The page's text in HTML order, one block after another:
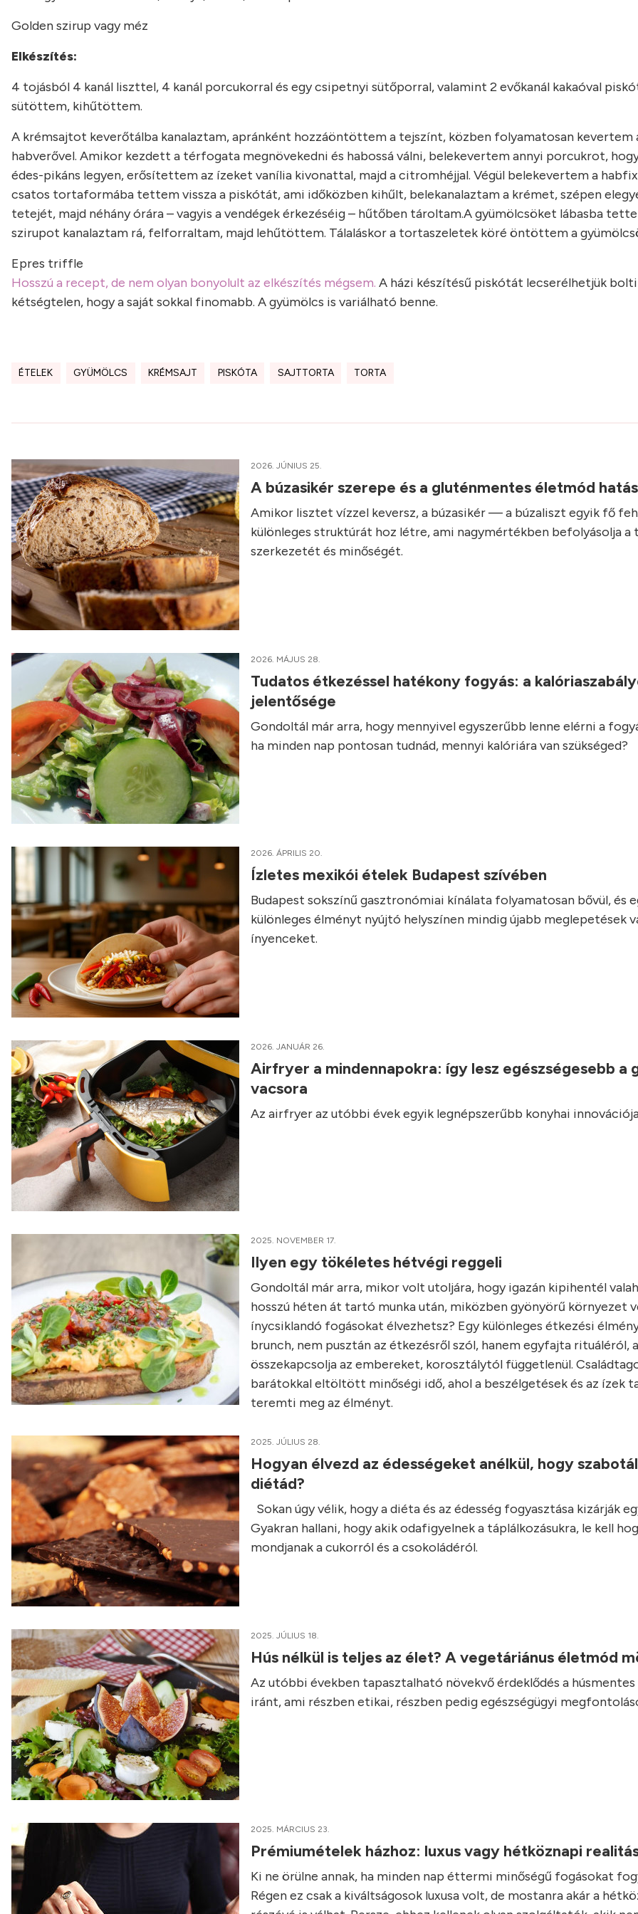
Golden szirup vagy méz
Elkészítés:
4 tojásból 4 kanál liszttel, 4 kanál porcukorral és egy csipetnyi sütőporral, valamint 2 evőkanál kakaóval
sütöttem, kihűtöttem.
A krémsajtot keverőtálba kanalaztam, apránként hozzáöntöttem a tejszínt, közben folyamatosan kevertem
habverővel. Amikor kezdett a térfogata megnövekedni és habossá válni, belekevertem annyi porcukrot,
édes-pikáns legyen, erősítettem az ízeket vanília kivonattal, majd a citromhéjjal. Végül belekevertem a
csatos tortaformába tettem vissza a piskótát, ami időközben kihűlt, belekanalaztam a krémet, szépen
tetejét, majd néhány órára – vagyis a vendégek érkezéséig – hűtőben tároltam.A gyümölcsöket lábasba
szirupot kanalaztam rá, felforraltam, majd lehűtöttem. Tálaláskor a tortaszeletek köré öntöttem a
Epres triffle
Hosszú a recept, de nem olyan bonyolult az elkészítés mégsem. A házi készítésű piskótát lecserélhetjük
kétségtelen, hogy a saját sokkal finomabb. A gyümölcs is variálható benne.
ÉTELEK GYÜMÖLCS KRÉMSAJT PISKÓTA SAJTTORTA TORTA
2026. JÚNIUS 25.
A búzasikér szerepe és a gluténmentes életmód
Amikor lisztet vízzel keversz, a búzasikér — a búzaliszt egyik fő
különleges struktúrát hoz létre, ami nagymértékben befolyásolja a
szerkezetét és minőségét.
2026. MÁJUS 28.
Tudatos étkezéssel hatékony fogyás: a
jelentősége
Gondoltál már arra, hogy mennyivel egyszerűbb lenne elérni a
ha minden nap pontosan tudnád, mennyi kalóriára van szükséged?
2026. ÁPRILIS 20.
Ízletes mexikói ételek Budapest szívében
Budapest sokszínű gasztronómiai kínálata folyamatosan bővül, és
különleges élményt nyújtó helyszínen mindig újabb meglepetések
ínyenceket.
2026. JANUÁR 26.
Airfryer a mindennapokra: így lesz egészségesebb a
vacsora
Az airfryer az utóbbi évek egyik legnépszerűbb konyhai
2025. NOVEMBER 17.
Ilyen egy tökéletes hétvégi reggeli
Gondoltál már arra, mikor volt utoljára, hogy igazán kipihentél
hosszú héten át tartó munka után, miközben gyönyörű környezet
ínycsiklandó fogásokat élvezhetsz? Egy különleges étkezési
brunch, nem pusztán az étkezésről szól, hanem egyfajta rituáléról,
összekapcsolja az embereket, korosztálytól függetlenül.
barátokkal eltöltött minőségi idő, ahol a beszélgetések és az ízek
teremti meg az élményt.
2025. JÚLIUS 28.
Hogyan élvezd az édességeket anélkül, hogy
diétád?
Sokan úgy vélik, hogy a diéta és az édesség fogyasztása kizárják
Gyakran hallani, hogy akik odafigyelnek a táplálkozásukra, le kell
mondjanak a cukorról és a csokoládéról.
2025. JÚLIUS 18.
Hús nélkül is teljes az élet? A vegetáriánus életmód
Az utóbbi években tapasztalható növekvő érdeklődés a húsmentes
iránt, ami részben etikai, részben pedig egészségügyi
2025. MÁRCIUS 23.
Prémiumételek házhoz: luxus vagy hétköznapi
Ki ne örülne annak, ha minden nap éttermi minőségű fogásokat
Régen ez csak a kiváltságosok luxusa volt, de mostanra akár a